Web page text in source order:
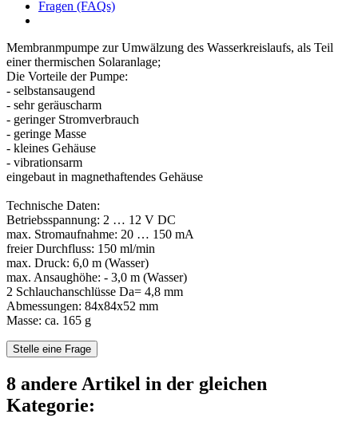
Fragen (FAQs)
Membranmpumpe zur Umwälzung des Wasserkreislaufs, als Teil
einer thermischen Solaranlage;
Die Vorteile der Pumpe:
- selbstansaugend
- sehr geräuscharm
- geringer Stromverbrauch
- geringe Masse
- kleines Gehäuse
- vibrationsarm
eingebaut in magnethaftendes Gehäuse
Technische Daten:
Betriebsspannung: 2 … 12 V DC
max. Stromaufnahme: 20 … 150 mA
freier Durchfluss: 150 ml/min
max. Druck: 6,0 m (Wasser)
max. Ansaughöhe: - 3,0 m (Wasser)
2 Schlauchanschlüsse Da= 4,8 mm
Abmessungen: 84x84x52 mm
Masse: ca. 165 g
Stelle eine Frage
8 andere Artikel in der gleichen
Kategorie: